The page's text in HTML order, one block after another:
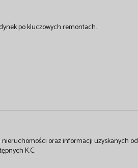
po kluczowych remontach.
oraz informacji uzyskanych od
K.C.